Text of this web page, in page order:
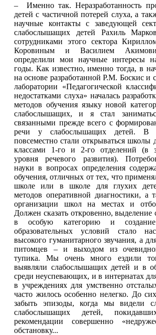
– Именно так. Неразработанность
детей с частичной потерей слуха, а
научные контакты с заведующей
слабослышащих детей Рахиль
сотрудниками этого сектора
Коровиным и Василием
определили мои научные интересы
годы. Как известно, именно тогда, в
на основе разработанной P.M. Боскис и
лаборатории «Педагогической
недостатками слуха» началась
методов обучения языку новой
слабослышащих, и я стал
связанными прежде всего с
речи у слабослышащих детей.
повсеместно стали открываться школы
классами 1-го и 2-го отделений (в
уровня речевого развития).
науки в вопросах определения
обучения, отличных от тех, что
школе или в школе для глухих
методов оперативной диагностики, а
организации школ на местах и
Должен сказать откровенно,
в особую категорию и
образовательных условий стало
высокого гуманитарного звучания, а
питомцев – и выходом из
тупика. Мы очень много ездили
выявляли слабослышащих детей и в
среди неуспевающих, и в интернатах
в учреждениях для умственно
часто жилось особенно нелегко. До
забыть эпизоды, когда мы видели
слабослышащих детей,
рекомендации совершенно
обстановку...